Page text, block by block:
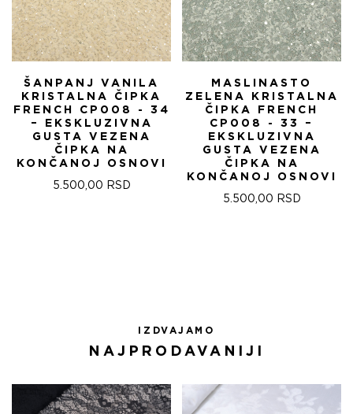
ŠANPANJ VANILA
KRISTALNA ČIPKA
FRENCH CP008 - 34
– EKSKLUZIVNA
GUSTA VEZENA
ČIPKA NA
KONČANOJ OSNOVI
5.500,00 RSD
MASLINASTO
ZELENA KRISTALNA
ČIPKA FRENCH
CP008 - 33 –
EKSKLUZIVNA
GUSTA VEZENA
ČIPKA NA
KONČANOJ OSNOVI
5.500,00 RSD
IZDVAJAMO
NAJPRODAVANIJI